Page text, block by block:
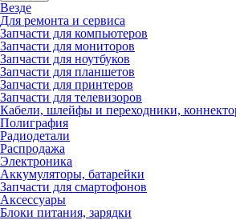
Везде
Для ремонта и сервиса
Запчасти для компьютеров
Запчасти для мониторов
Запчасти для ноутбуков
Запчасти для планшетов
Запчасти для принтеров
Запчасти для телевизоров
Кабели, шлейфы и переходники,
Полиграфия
Радиодетали
Распродажа
Электроника
Аккумуляторы, батарейки
Запчасти для смартофонов
Аксессуары
Блоки питания, зарядки